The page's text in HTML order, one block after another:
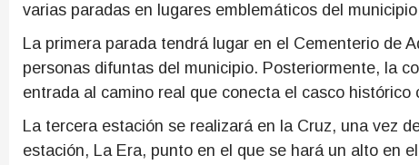
varias paradas en lugares emblemáticos del
La primera parada tendrá lugar en el Cementerio de
personas difuntas del municipio. Posteriormente, la
entrada al camino real que conecta el casco
La tercera estación se realizará en la Cruz, una vez
estación, La Era, punto en el que se hará un alto en